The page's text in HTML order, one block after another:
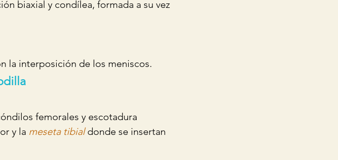
biaxial y condílea, formada a su vez
la interposición de los meniscos.
femorales y escotadura
y la meseta tibial donde se insertan